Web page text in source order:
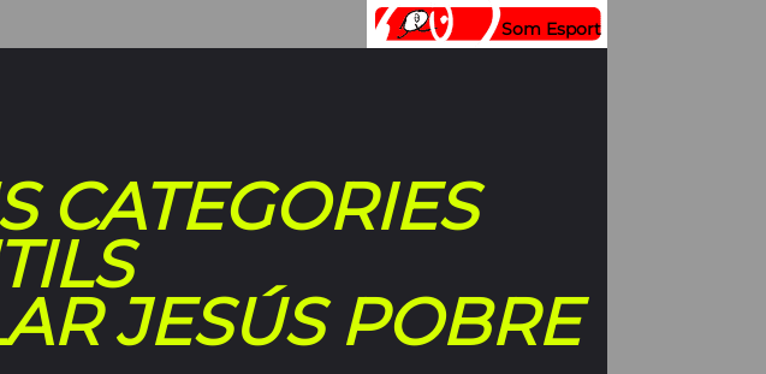
Som Esport
CATEGORIES
JESÚS POBRE